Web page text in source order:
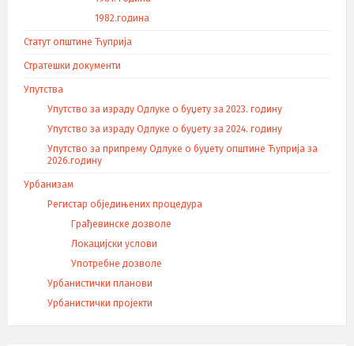
1982.година
Статут општине Ћуприја
Стратешки документи
Упутства
Упутство за израду Одлуке о буџету за 2023. годину
Упутство за израду Одлуке о буџету за 2024. годину
Упутство за припрему Одлуке о буџету општине Ћуприја за
2026.годину
Урбанизам
Регистар обједињених процедура
Грађевинске дозволе
Локацијски услови
Употребне дозволе
Урбанистички планови
Урбанистички пројекти